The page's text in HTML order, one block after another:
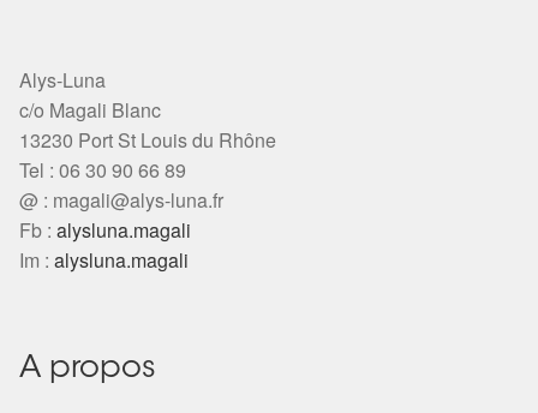
Pendentifs
Pierres
Harmonisation
Harmonisation des lieux
Alys-Luna
c/o Magali Blanc
13230 Port St Louis du Rhône
Tel : 06 30 90 66 89
@ : magali@alys-luna.fr
Fb : alysluna.magali
Im : alysluna.magali
A propos